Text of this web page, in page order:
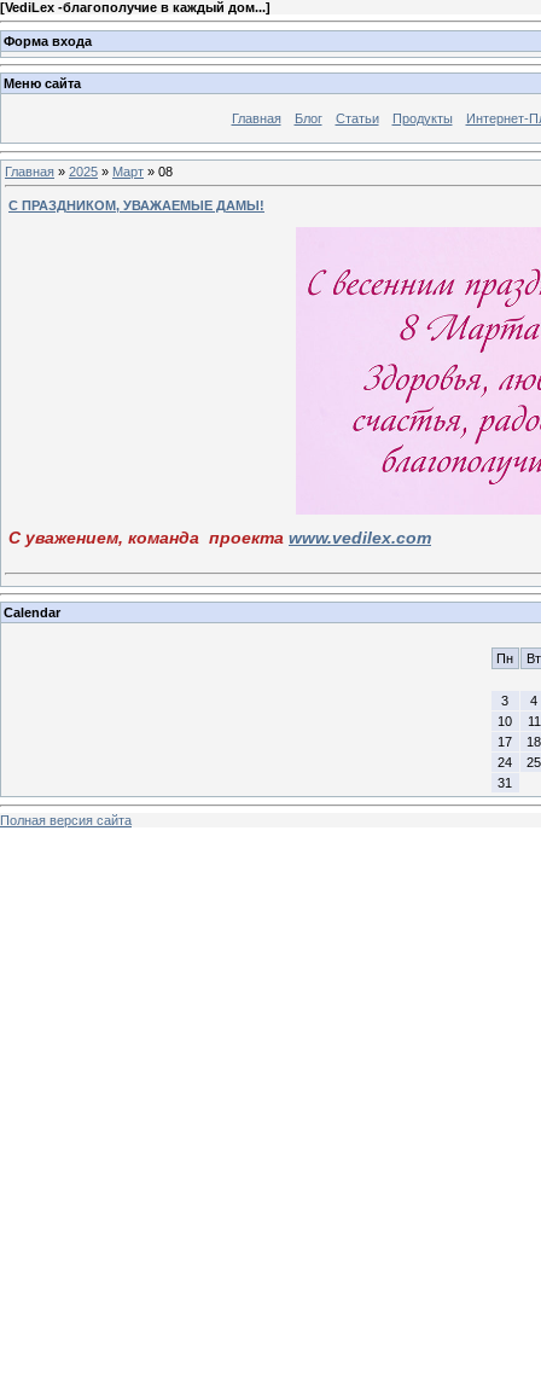
[VediLex -благополучие в каждый дом...]
Форма входа
Меню сайта
Главная Блог Статьи Продукты Интернет-
Главная » 2025 » Март » 08
С ПРАЗДНИКОМ, УВАЖАЕМЫЕ ДАМЫ!
С уважением, команда проекта www.vedilex.com
Calendar
Пн Вт
3
4
10
11
17
18
24
25
31
Полная версия сайта